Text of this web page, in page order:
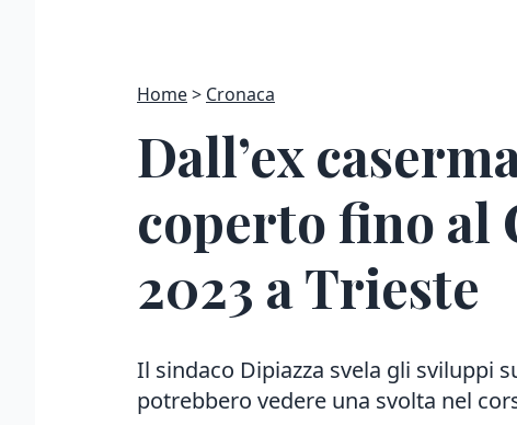
Home Cronaca
Dall’ex
coperto fino al
2023 a Trieste
Il sindaco Dipiazza svela gli sviluppi
potrebbero vedere una svolta nel